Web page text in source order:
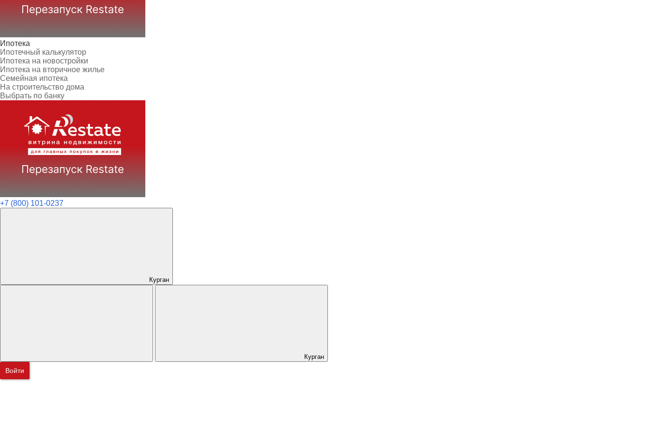
Ипотека
Ипотечный калькулятор
Ипотека на новостройки
Ипотека на вторичное жилье
Семейная ипотека
На строительство дома
Выбрать по банку
+7 (800) 101-0237
Курган
Курган
Войти